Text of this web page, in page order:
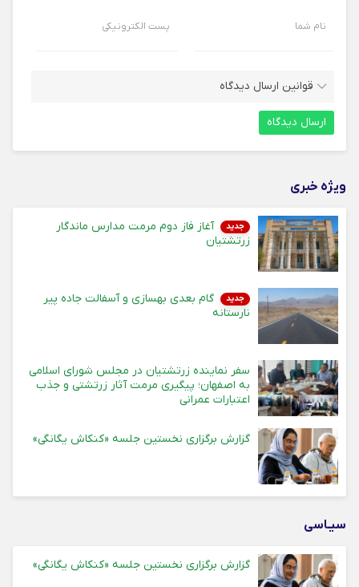
نام شما پست الکترونیکی
قوانین ارسال دیدگاه
ویژه خبری
جدید
آغاز فاز دوم مرمت مدارس ماندگار
زرتشتیان
جدید
گام بعدی بهسازی و آسفالت جاده پیر
نارستانه
سفر نماینده زرتشتیان در مجلس شورای اسلامی
به اصفهان؛ پیگیری مرمت آثار زرتشتی و جذب
اعتبارات عمرانی
گزارش برگزاری نخستین جلسه «کنکاش یگانگی»
سیـاسی
گزارش برگزاری نخستین جلسه «کنکاش یگانگی»